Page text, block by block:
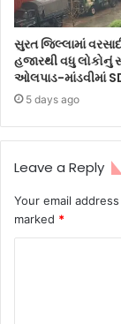
સુરત જિલ્લામાં
હજારથી વધુ લોકોનું
ઓલપાડ-માંડવીમાં
5 days ago
Leave a Reply
Your email
marked *